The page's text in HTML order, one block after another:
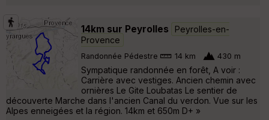
14km sur Peyrolles
Peyrolles-en-
Provence
Randonnée Pédestre 14 km 430 m
Sympatique randonnée en forêt, A voir :
Carrière avec vestiges. Ancien chemin avec
ornières Le Gite Loubatas Le sentier de
découverte Marche dans l'ancien Canal du verdon. Vue sur les
Alpes enneigées et la région. 14km et 650m D+ »